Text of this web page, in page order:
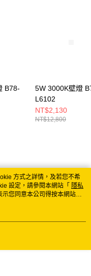
B78-
5W 3000K壁燈
L6102
NT$2,130
NT$12,800
方式之詳情，及若您不希
設定，請參閱本網站「 隱私
您同意本公司得按本網站使